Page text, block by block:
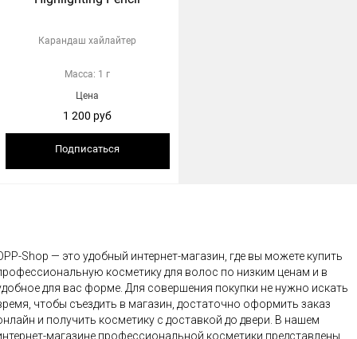
Карандаш хайлайтер
Масса: 1 г
Цена
1 200 руб
Подписаться
Shop — это удобный интернет-магазин, где вы можете купить
косметику для волос по низким ценам и в
для вас форме. Для совершения покупки не нужно искать
чтобы съездить в магазин, достаточно оформить заказ
и получить косметику с доставкой до двери. В нашем
магазине профессиональной косметики представлены